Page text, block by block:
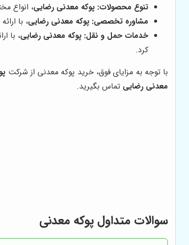
تنوع محصولات: پوکه معدنی رضایی، انواع
مشاوره تخصصی: پوکه معدنی رضایی، با
خدمات حمل و نقل: پوکه معدنی رضایی، با
کرد.
با توجه به مزایای فوق، خرید پوکه معدنی از شرکت
معدنی رضایی تماس بگیرید.
سوالات متداول پوکه معدنی